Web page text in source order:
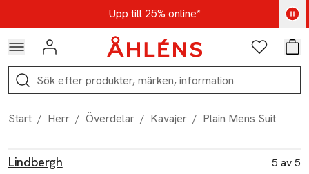
Hoppa till navigationsmenynUpp till 25% online*
Kod: AUG25 - Shoppa nu
Logga in Favoriter
Sök
Start / Herr / Överdelar / Kavajer / Plain Mens Suit
Lindbergh
5 av 5